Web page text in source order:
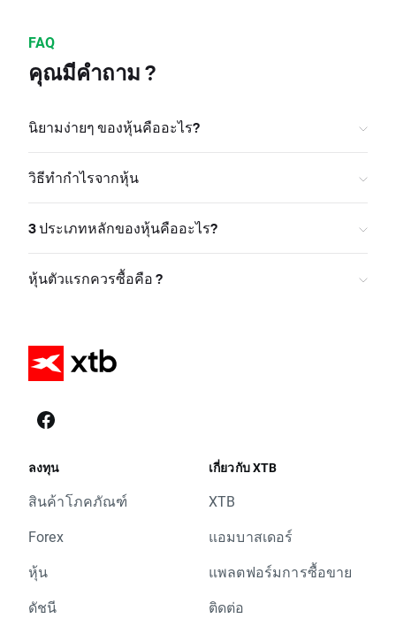
FAQ
คุณมีคำถาม ?
นิยามง่ายๆ ของหุ้นคืออะไร?
วิธีทำกำไรจากหุ้น
3 ประเภทหลักของหุ้นคืออะไร?
หุ้นตัวแรกควรซื้อคือ ?
ลงทุน
สินค้าโภคภัณฑ์
Forex
หุ้น
ดัชนี
เกี่ยวกับ XTB
XTB
แอมบาสเดอร์
แพลตฟอร์มการซื้อขาย
ติดต่อ